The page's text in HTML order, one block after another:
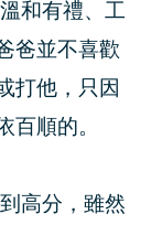
和有禮、工
爸並不喜歡
打他，只因
百順的。
高分，雖然